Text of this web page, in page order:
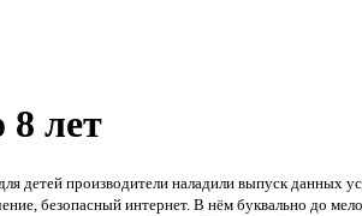
лет
производители наладили выпуск данных
безопасный интернет. В нём буквально до